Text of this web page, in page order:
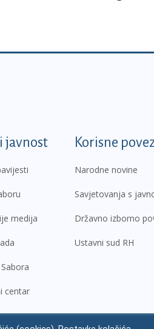
javnost
medija
centar
Korisne
Narodne novine
Savjetovanja s
Državno izborno
Ustavni sud RH